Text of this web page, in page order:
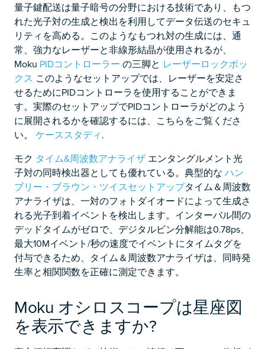
量子鍵配送は量子暗号の分野における技術であり、もつ
れた光子対の生成と検出を利用してデータ伝送のセキュ
リティを高める。このようなもつれ対の生成には、通
常、強力なレーザーと非線形結晶が使用されるが、
Moku PIDコントローラー の三脚と レーザーロックボッ
クス このようなセットアップでは、レーザーを安定さ
せるためにPIDコントローラを使用することができま
す。実際のセットアップでPIDコントローラがどのよう
に展開されるかを確認するには、こちらをご覧くださ
い。 ケーススタディ.
モク タイム&周波数アナライザ エンタングルメント光
子対の同時検出器としても優れている。典型的な ハン
ブリー・ブラウン・ツイスセットアップタイム＆周波数
アナライザは、一対のフォトダイオードによって生成さ
れる光子到着イベントを検出します。インターバル間の
デッドタイムがゼロで、デジタルビン分解能は0.78ps、
最大10Mイベント/秒の速度でイベントにタイムタグを
付与できるため、タイム＆周波数アナライザは、同時発
生率と相関関数を正確に測定できます。
Moku オシロスコープは星座図
を表示できますか?